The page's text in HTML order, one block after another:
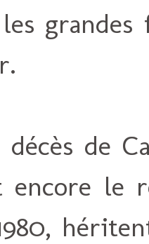
décès de
encore le